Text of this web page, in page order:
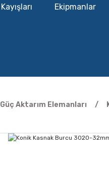
Kayışları
Ekipmanlar
Güç Aktarım Elemanları